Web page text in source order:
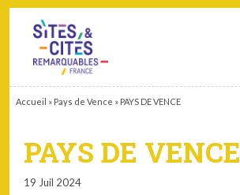
Accueil » Pays de Vence » PAYS DE VENCE
PAYS DE VENCE
19 Juil 2024